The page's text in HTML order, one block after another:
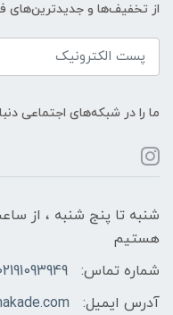
از تخفیف‌ها و جدیدترین‌های
ما را در شبکه‌های اجتماعی
هستیم
شماره تماس:
آدرس ایمیل: